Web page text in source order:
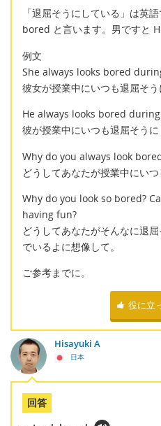
「退屈そうにしている」は英
bored と言います。男ですと
例文
She always looks bored
彼女が授業中にいつも退屈そう
He always looks bored
彼が授業中にいつも退屈そうに
Why do you always look
どうしてあなたが授業中にいつ
Why do you look so bored?
having fun?
どうしてあなたがそんなに退
でいるよに想像して。
ご参考までに。
役に立
Hisayuki A
日本
回答